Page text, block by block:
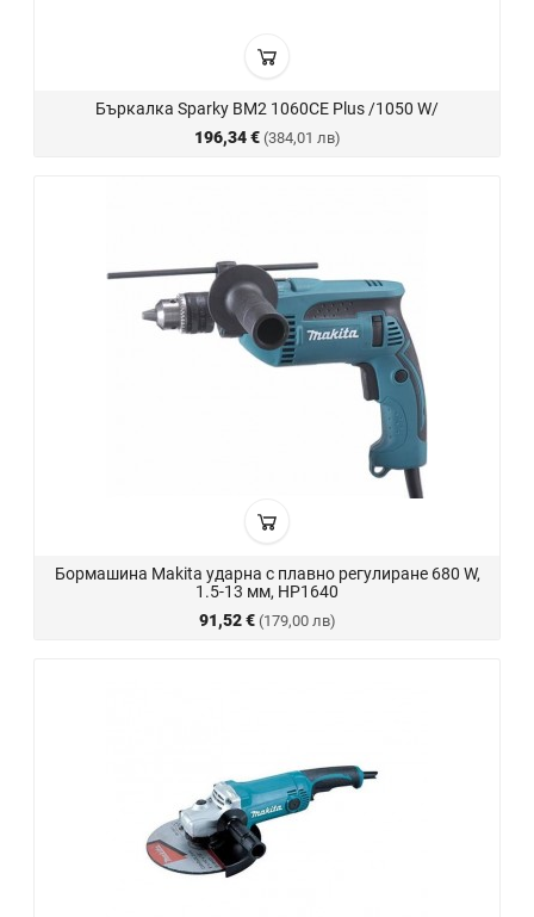
Бъркалка Sparky BM2 1060CE Plus /1050 W/
196,34 € (384,01 лв)
Бормашина Makita ударна с плавно регулиране 680 W,
1.5-13 мм, HP1640
91,52 € (179,00 лв)